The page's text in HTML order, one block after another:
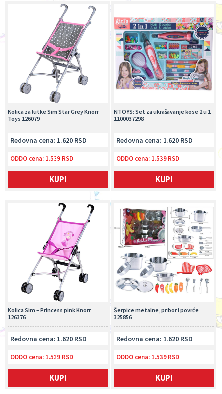
NTOYS: Set za ukrašavanje kose 2 u 1
1100037298
Redovna cena: 1.620 RSD
ODDO cena: 1.539 RSD
KUPI
Kolica za lutke Sim Star Grey Knorr
Toys 126079
Redovna cena: 1.620 RSD
ODDO cena: 1.539 RSD
KUPI
Šerpice metalne, pribor i povrće
325856
Redovna cena: 1.620 RSD
ODDO cena: 1.539 RSD
KUPI
Kolica Sim – Princess pink Knorr
126376
Redovna cena: 1.620 RSD
ODDO cena: 1.539 RSD
KUPI